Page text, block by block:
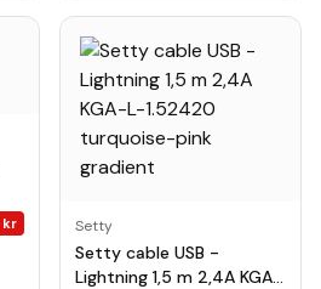
kr Setty
Setty cable USB -
Lightning 1,5 m 2,4A KGA-